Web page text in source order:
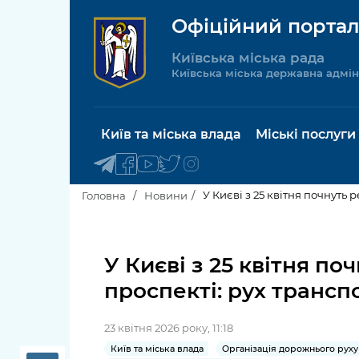
Офіційний
Київська міська рада
Київська міська державна
Київ та міська влада
Київська міська рада
Керівництво КМДА
Міські послуги
послуги
Пільги,
Паспорт,
Головна Новини У Києві з 25 квітня
У Києві з 25 квітня
проспекті: рух
23 квітня 2026 року, 11:18
Київ та міська влада Організація дорожнього руху